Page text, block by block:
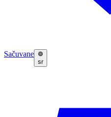
Sačuvane
sr